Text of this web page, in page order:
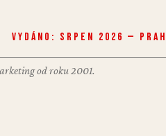
Vydáno: Srpen 2026 —
od roku 2001.